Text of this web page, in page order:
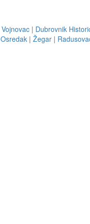
Vojnovac | Dubrovnik
Osredak | Žegar |